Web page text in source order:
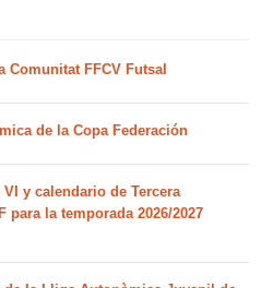
Comunitat FFCV Futsal
de la Copa Federación
y calendario de Tercera
para la temporada 2026/2027